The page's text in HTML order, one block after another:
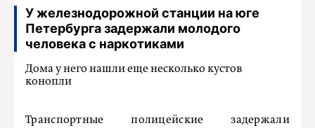
У железнодорожной станции на юге
Петербурга задержали молодого
человека с наркотиками
Дома у него нашли еще несколько кустов
конопли
Транспортные полицейские задержали